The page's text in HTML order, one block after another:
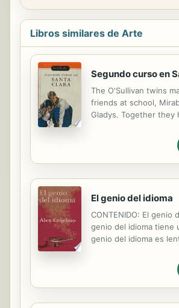
Libros similares de Arte
Segundo curso en
The O'Sullivan twins
friends at school,
Gladys. Together they
El genio del idioma
CONTENIDO: El genio
genio del idioma tiene
genio del idioma es
idioma es ordenado -
idioma es
del idioma es